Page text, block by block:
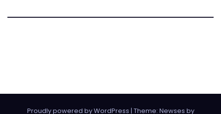
Proudly powered by WordPress | Theme: Newses by